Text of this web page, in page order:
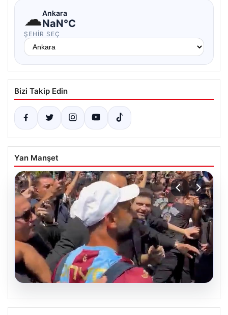
☁Ankara
NaN°C
ŞEHIR SEÇ
Bizi Takip Edin
Yan Manşet
05.08.2026
Mohamed Salah’tan Tarihi İlk Üçlü